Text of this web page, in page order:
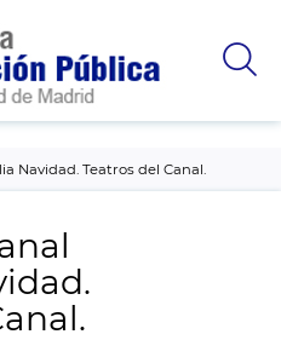
Navidad. Teatros del Canal.